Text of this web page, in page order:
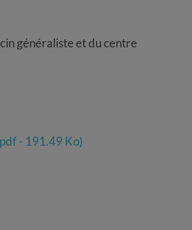
généraliste et du centre
- 191.49 Ko)